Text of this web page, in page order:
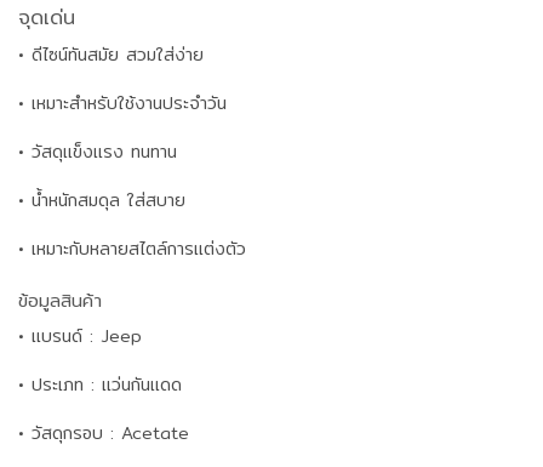
จุดเด่น
• ดีไซน์ทันสมัย สวมใส่ง่าย
• เหมาะสำหรับใช้งานประจำวัน
• วัสดุแข็งแรง ทนทาน
• น้ำหนักสมดุล ใส่สบาย
• เหมาะกับหลายสไตล์การแต่งตัว
ข้อมูลสินค้า
• แบรนด์ : Jeep
• ประเภท : แว่นกันแดด
• วัสดุกรอบ : Acetate